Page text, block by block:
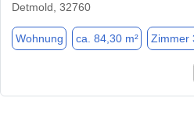
Detmold, 32760
Wohnung ca. 84,30 m² Zimmer